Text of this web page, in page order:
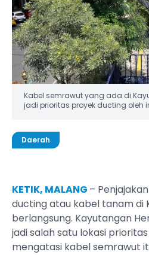
Kabel semrawut yang ada di
jadi prioritas proyek ducting oleh
Daerah
KETIK, MALANG –
ducting atau kabel tanam di
berlangsung. Kayutangan
jadi salah satu lokasi
mengatasi kabel semrawut